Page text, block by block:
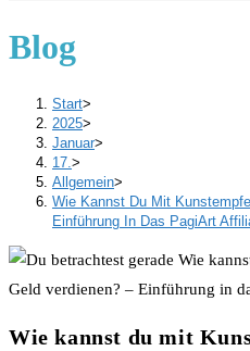
Blog
Start>
2025>
Januar>
17. >
Allgemein>
Wie Kannst Du Mit
Einführung In Das PagiArt
Wie kannst du mit